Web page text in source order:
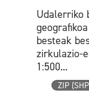
Udalerriko
besteak
zirkulazio-
1:500...
ZIP